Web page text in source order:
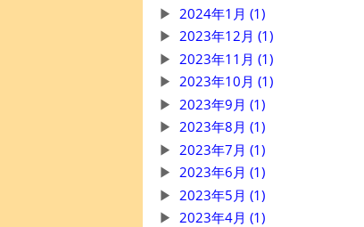
2024年1月 (1)
2023年12月 (1)
2023年11月 (1)
2023年10月 (1)
2023年9月 (1)
2023年8月 (1)
2023年7月 (1)
2023年6月 (1)
2023年5月 (1)
2023年4月 (1)